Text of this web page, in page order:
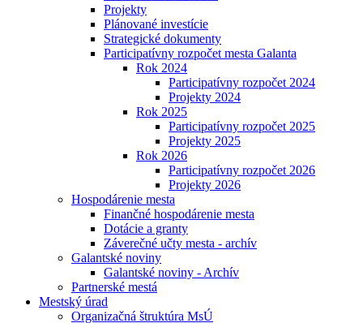
Projekty
Plánované investície
Strategické dokumenty
Participatívny rozpočet mesta Galanta
Rok 2024
Participatívny rozpočet 2024
Projekty 2024
Rok 2025
Participatívny rozpočet 2025
Projekty 2025
Rok 2026
Participatívny rozpočet 2026
Projekty 2026
Hospodárenie mesta
Finančné hospodárenie mesta
Dotácie a granty
Záverečné učty mesta - archív
Galantské noviny
Galantské noviny - Archív
Partnerské mestá
Mestský úrad
Organizačná štruktúra MsÚ